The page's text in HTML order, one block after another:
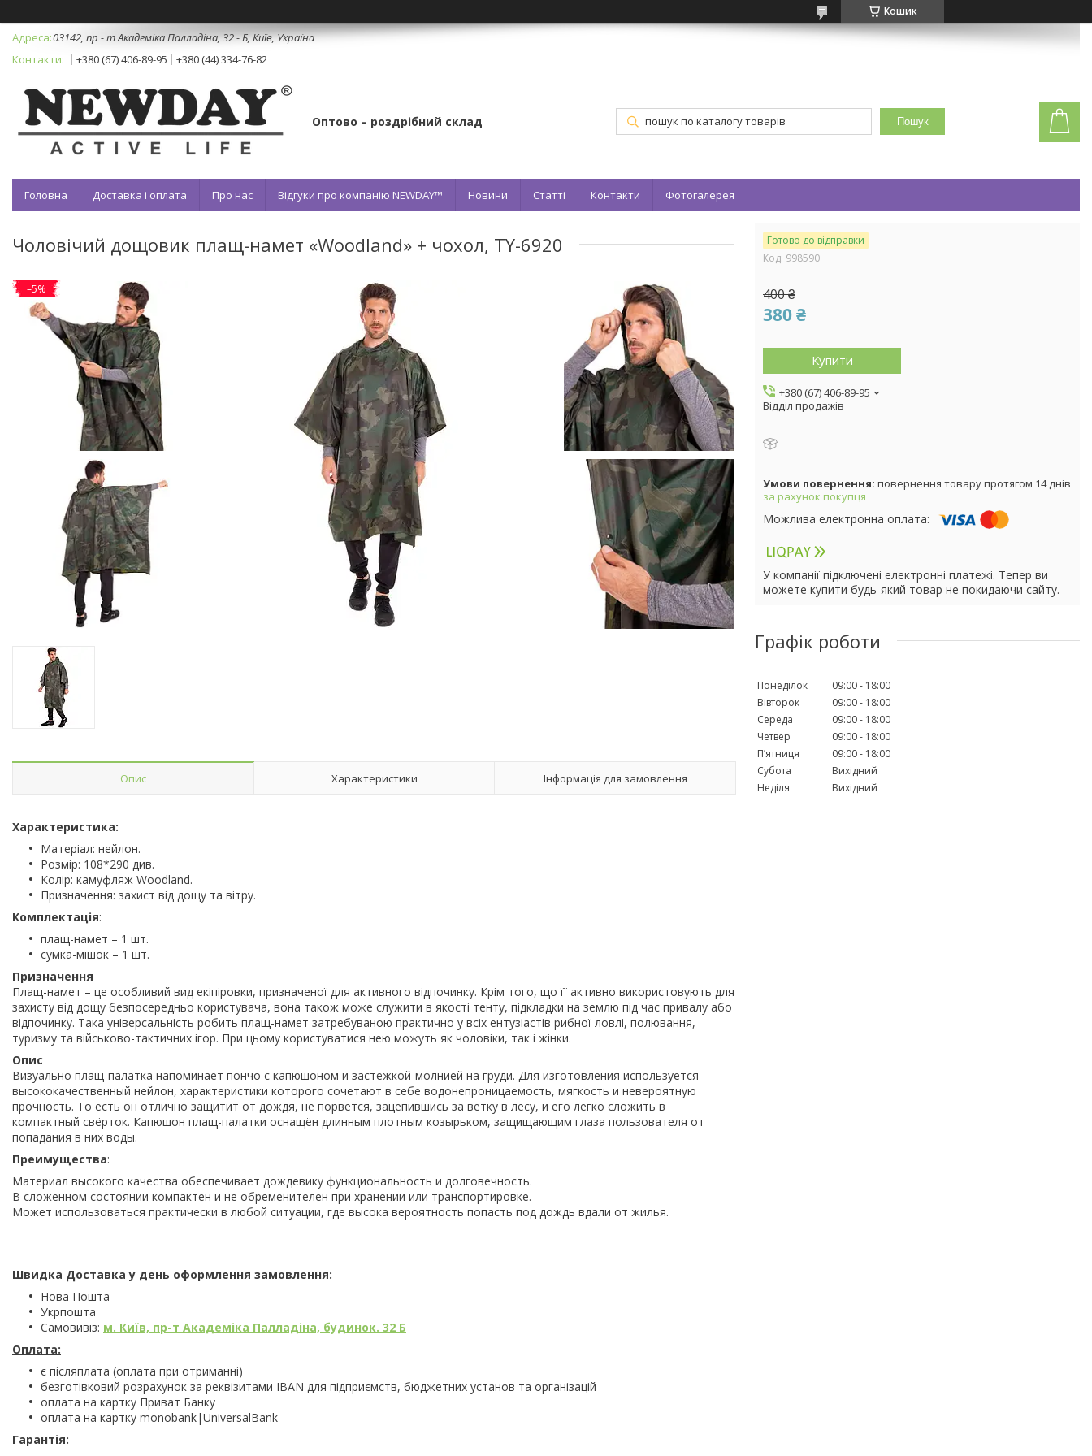
Кошик
03142, пр - т Академіка Палладіна, 32 - Б, Київ, Україна
+380 (67) 406-89-95
+380 (44) 334-76-82
Оптово – роздрібний склад Пошук
Головна Доставка і оплата Про нас Відгуки про компанію NEWDAY™ Новини Статті Контакти Фотогалерея
Чоловічий дощовик плащ-намет «Woodland» + чохол, TY-6920
–5%
Опис Характеристики Інформація для замовлення
Характеристика:
Матеріал: нейлон.
Розмір: 108*290 див.
Колір: камуфляж Woodland.
Призначення: захист від дощу та вітру.
Комплектація:
плащ-намет – 1 шт.
сумка-мішок – 1 шт.
Призначення
Плащ-намет – це особливий вид екіпіровки, призначеної для активного відпочинку. Крім того, що її активно використовують для
захисту від дощу безпосередньо користувача, вона також може служити в якості тенту, підкладки на землю під час привалу або
відпочинку. Така універсальність робить плащ-намет затребуваною практично у всіх ентузіастів рибної ловлі, полювання,
туризму та військово-тактичних ігор. При цьому користуватися нею можуть як чоловіки, так і жінки.
Опис
Визуально плащ-палатка напоминает пончо с капюшоном и застёжкой-молнией на груди. Для изготовления используется
высококачественный нейлон, характеристики которого сочетают в себе водонепроницаемость, мягкость и невероятную
прочность. То есть он отлично защитит от дождя, не порвётся, зацепившись за ветку в лесу, и его легко сложить в
компактный свёрток. Капюшон плащ-палатки оснащён длинным плотным козырьком, защищающим глаза пользователя от
попадания в них воды.
Преимущества:
Материал высокого качества обеспечивает дождевику функциональность и долговечность.
В сложенном состоянии компактен и не обременителен при хранении или транспортировке.
Может использоваться практически в любой ситуации, где высока вероятность попасть под дождь вдали от жилья.
Готово до відправки
Код: 998590
400 ₴
380 ₴
Купити
+380 (67) 406-89-95
Відділ продажів
повернення товару протягом 14 днів
за рахунок покупця
У компанії підключені електронні платежі. Тепер ви
можете купити будь-який товар не покидаючи сайту.
Графік роботи
Понеділок 09:00
18:00
Вівторок
09:00
18:00
Середа
09:00
18:00
Четвер
09:00
18:00
Пʼятниця
09:00
18:00
Субота
Вихідний
Неділя
Вихідний
Швидка Доставка у день оформлення замовлення:
Нова Пошта
Укрпошта
Самовивіз: м. Київ, пр-т Академіка Палладіна, будинок. 32 Б
Оплата:
є післяплата (оплата при отриманні)
безготівковий розрахунок за реквізитами IBAN для підприємств, бюджетних установ та організацій
оплата на картку Приват Банку
оплата на картку monobank|UniversalBank
Гарантія: